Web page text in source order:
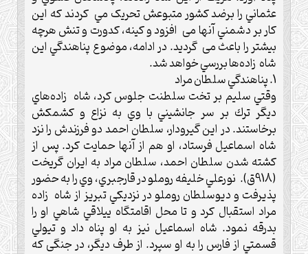
عثماني را برضد کشور متبوعش تحريک مي کردند كه اين
كار بر دشمني آنها می افزود و كينه، كدورت و تنش هرچه
بيشتر را باعث می گرديد.‌ در ادامه، موضوع پناهندگي این
شاه زاده‌ها بررسي خواهد شد.‌
1‌.‌ پناهندگي سلطان مراد
وقتي سليم بر تخت سلطنت جلوس كرد، شاه زاده‌هاي
ديگر ترك بر سر جانشيني با وي به نزاع و كشمكش
برخاستند.‌ در اين گيرودار، سلطان احمد دو فرزندش را نزد
شاه اسماعيل فرستاد، او هم از آنها حمايت كرد.‌ پس از
كشته شدن سلطان احمد، سلطان مراد به ايران گريخت
(918ق). نورعلي خليفه روملو در قارجبري، وي را به حضور
پذيرفت و ديوسلطان روملو در نزديكي تبريز از شاه زاده
مراد استقبال كرد و تا محل اقامتگاه ييلاقي شاهي او را
بدرقه نمود.‌ شاه اسماعيل نيز به او پناه داد و تيولي
قسمتي از فارس را به او سپرد. از طرف ديگر، در جنگی كه